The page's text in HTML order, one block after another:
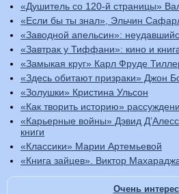
«Душитель со 120-й страницы»
«Если бы ты знал», Эльчин
«Заводной апельсин»:
«Завтрак у Тиффани»: кино и
«Замыкая круг» Карл Фруде
«Здесь обитают призраки» Джон
«Золушки» Кристина Ульсон
«Как творить историю»
«Карьерные войны» Дэвид
книги
«Классики» Марии Артемьевой
«Книга зайцев». Виктор
Очень